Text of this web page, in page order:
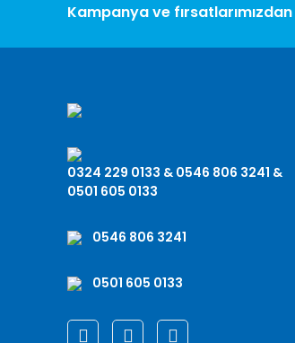
Kampanya ve fırsatlarımızdan
0324 229 0133 & 0546 806 3241 &
0501 605 0133
0546 806 3241
0501 605 0133